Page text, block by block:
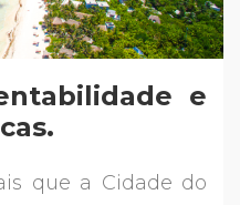
e
que a Cidade do